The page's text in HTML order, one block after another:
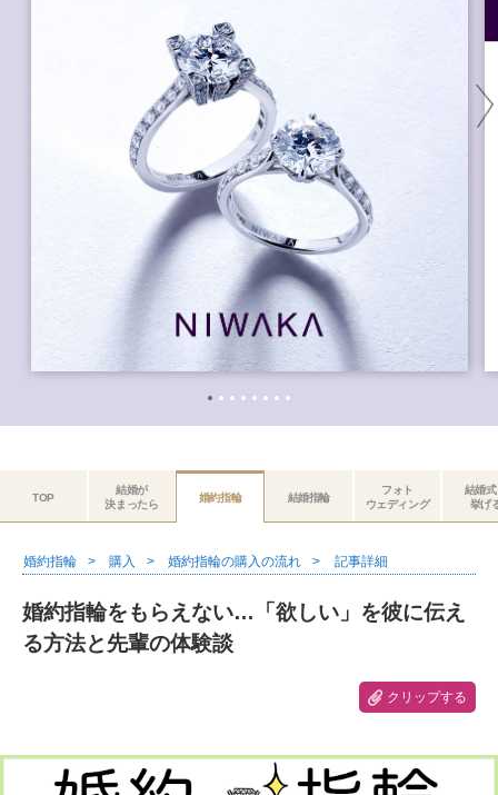
TOP
結婚が
決まったら
婚約指輪 結婚指輪
フォト
ウェディング
結婚
挙げ
婚約指輪 購入 婚約指輪の購入の流れ 記事詳細
婚約指輪をもらえない…「欲しい」を彼に伝え
る方法と先輩の体験談
クリップする